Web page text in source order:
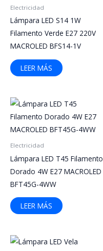
Electricidad
Lámpara LED S14 1W
Filamento Verde E27 220V
MACROLED BFS14-1V
LEER MÁS
Electricidad
Lámpara LED T45 Filamento
Dorado 4W E27 MACROLED
BFT45G-4WW
LEER MÁS